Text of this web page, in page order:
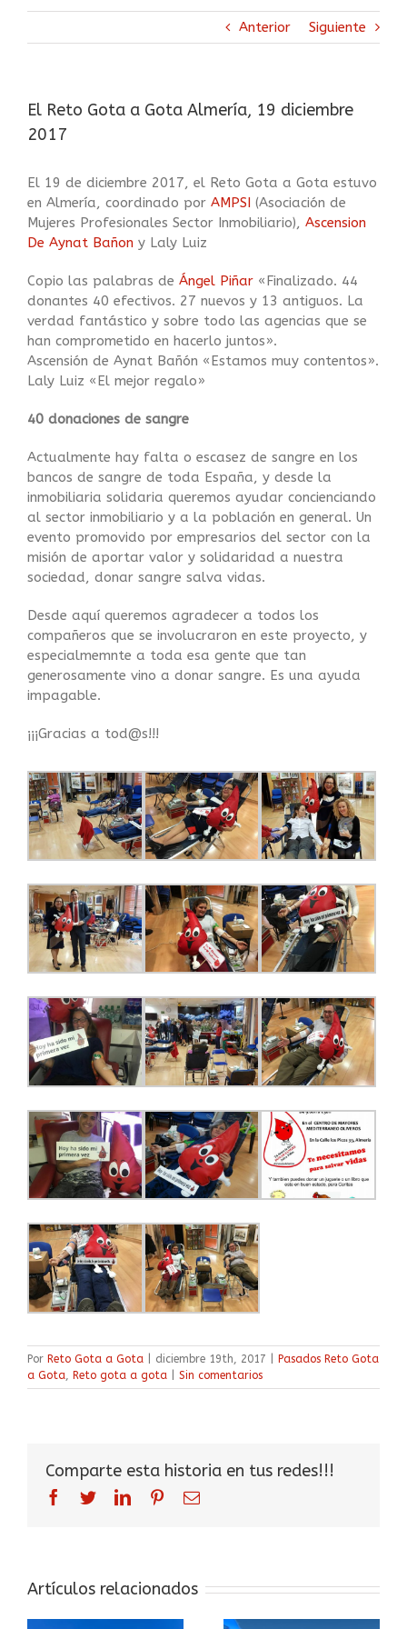
Anterior Siguiente
El Reto Gota a Gota Almería, 19 diciembre
2017
El 19 de diciembre 2017, el Reto Gota a Gota estuvo
en Almería, coordinado por AMPSI (Asociación de
Mujeres Profesionales Sector Inmobiliario), Ascension
De Aynat Bañon y Laly Luiz
Copio las palabras de Ángel Piñar «Finalizado. 44
donantes 40 efectivos. 27 nuevos y 13 antiguos. La
verdad fantástico y sobre todo las agencias que se
han comprometido en hacerlo juntos».
Ascensión de Aynat Bañón «Estamos muy contentos».
Laly Luiz «El mejor regalo»
40 donaciones de sangre
Actualmente hay falta o escasez de sangre en los
bancos de sangre de toda España, y desde la
inmobiliaria solidaria queremos ayudar concienciando
al sector inmobiliario y a la población en general. Un
evento promovido por empresarios del sector con la
misión de aportar valor y solidaridad a nuestra
sociedad, donar sangre salva vidas.
Desde aquí queremos agradecer a todos los
compañeros que se involucraron en este proyecto, y
especialmemnte a toda esa gente que tan
generosamente vino a donar sangre. Es una ayuda
impagable.
¡¡¡Gracias a tod@s!!!
Por Reto Gota a Gota diciembre 19th, 2017
Pasados Reto Gota
a Gota
Reto gota a gota Sin comentarios
Comparte esta historia en tus redes!!!
facebook
twitterlinkedinpinterestCorreo
Artículos relacionados